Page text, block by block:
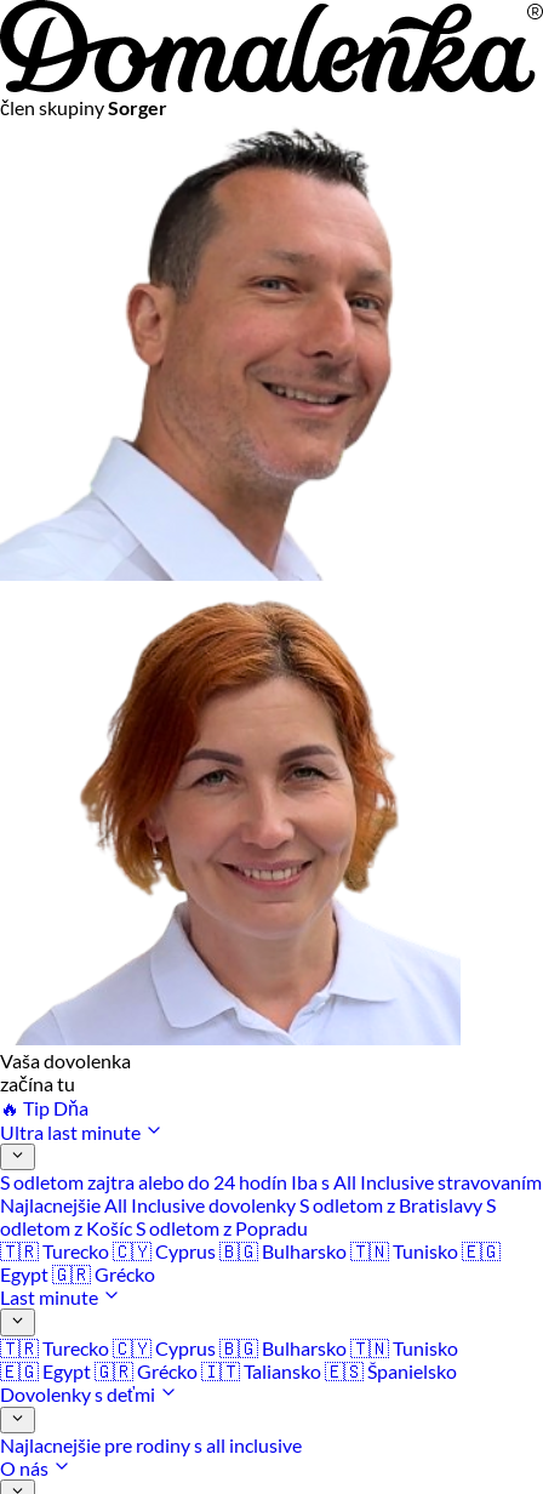
člen skupinySorger
Vaša dovolenka
začína tu
🔥 Tip Dňa
Ultra last minute
S odletom zajtra alebo do 24 hodín Iba s All Inclusive stravovaním
Najlacnejšie All Inclusive dovolenkyS odletom z BratislavyS
odletom z KošícS odletom z Popradu
🇹🇷 Turecko🇨🇾 Cyprus🇧🇬 Bulharsko🇹🇳 Tunisko🇪🇬
Egypt🇬🇷 Grécko
Last minute
🇹🇷 Turecko🇨🇾 Cyprus🇧🇬 Bulharsko🇹🇳 Tunisko
🇪🇬 Egypt🇬🇷 Grécko🇮🇹 Taliansko🇪🇸 Španielsko
Dovolenky s deťmi
Najlacnejšie pre rodiny s all inclusive
O nás
Na vašom súkromí nám záleží
Chceme vám neustále poskytovať tie najlepšie služby.
Vzhľadom k platnej legislatíve od vás ale potrebujeme súhlas
s používaním súborov cookies.
Viac o personalizácii a meraní
Aby sme vedeli, čo sa deje na webových stránkach a aby sme
vám mohli prispôsobiť ponuky na mieru či reklamu,
používame cookies a taktiežslužby spoločnosti Google
Čo sú cookies?
Cookies sú malé textové súbory, ktoré môžu byť používané
webovými stránkami, aby zefektívnili používateľský zážitok.
Vďaka cookies vám môžeme ponúkať služby podľa toho, čo
naozaj hľadáte a chcete nájsť.
Kedykoľvek sa môžete slobodne rozhodnúť, ktoré typy
používania cookies chcete umožniť.
Zákon uvádza, že môžeme ukladať cookies na vašom
zariadení, pokiaľ sú nevyhnutne nutné pre prevádzku tejto
Cookies, ktoré používame
Technické a nevyhnutné cookies
Analytické a marketingové cookies
Reklamné úložisko
Reklamné používateľské dáta
Personalizácia reklám
Povoliť vybrané
Odmietnuť